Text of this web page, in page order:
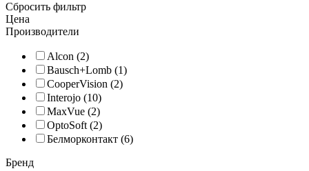
Сбросить фильтр
Цена
Производители
Alcon (2)
Bausch+Lomb (1)
CooperVision (2)
Interojo (10)
MaxVue (2)
OptoSoft (2)
Белморконтакт (6)
Бренд